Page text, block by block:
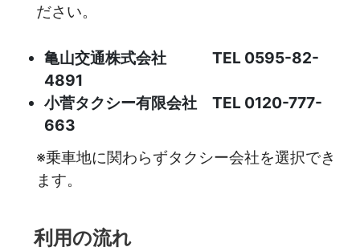
ださい。
亀山交通株式会社 TEL 0595-82-
4891
小菅タクシー有限会社 TEL 0120-777-
663
※乗車地に関わらずタクシー会社を選択でき
ます。
利用の流れ